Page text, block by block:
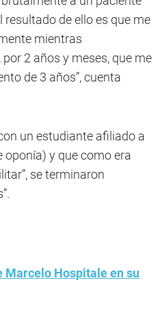
resultado de ello es que me
mientras
2 años y meses, que me
de 3 años”, cuenta
un estudiante afiliado a
oponía) y que como era
se terminaron
Marcelo Hospitale en su